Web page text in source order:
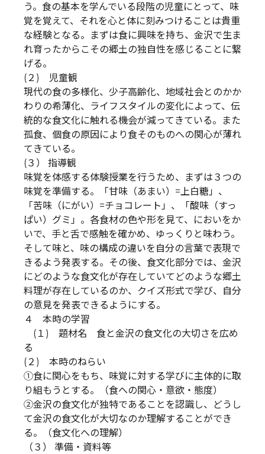
う。食の基本を学んでいる段階の児童にとって、味
覚を覚えて、それを心と体に刻みつけることは貴重
な経験となる。まずは食に興味を持ち、金沢で生ま
れ育ったからこその郷土の独自性を感じることに繋
げる。
(２) 児童観
現代の食の多様化、少子高齢化、地域社会とのかか
わりの希薄化、ライフスタイルの変化によって、伝
統的な食文化に触れる機会が減ってきている。また
孤食、個食の原因により食そのものへの関心が薄れ
てきている。
(３） 指導観
味覚を体感する体験授業を行うため、まずは３つの
味覚を準備する。「甘味（あまい）=上白糖」、
「苦味（にがい）=チョコレート」、「酸味（すっ
ぱい）グミ」。各食材の色や形を見て、においをか
いで、手と舌で感触を確かめ、ゆっくりと味わう。
そして味と、味の構成の違いを自分の言葉で表現で
きるよう発表する。その後、食文化部分では、金沢
にどのような食文化が存在していてどのような郷土
料理が存在しているのか、クイズ形式で学び、自分
の意見を発表できるようにする。
４ 本時の学習
(１) 題材名 食と金沢の食文化の大切さを広め
る
(２) 本時のねらい
①食に関心をもち、味覚に対する学びに主体的に取
り組もうとする。（食への関心・意欲・態度）
②金沢の食文化が独特であることを認識し、どうし
て金沢の食文化が大切なのか理解することができ
る。（食文化への理解）
（３） 準備・資料等